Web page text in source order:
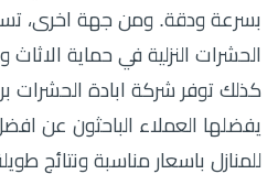
بسرعة ودقة. ومن جهة اخرى،
الحشرات النزلية في حماية
كذلك توفر شركة ابادة الحشرات
يفضلها العملاء الباحثون عن
للمنازل باسعار مناسبة ونتائج